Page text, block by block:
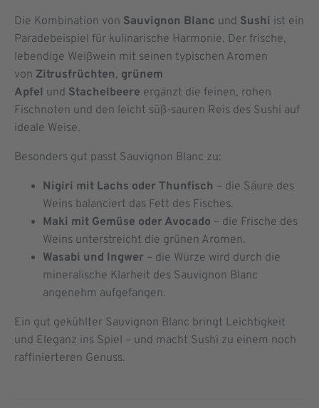
Die Kombination von Sauvignon Blanc und Sushi ist ein
Paradebeispiel für kulinarische Harmonie. Der frische,
lebendige Weißwein mit seinen typischen Aromen
von Zitrusfrüchten, grünem
Apfel und Stachelbeere ergänzt die feinen, rohen
Fischnoten und den leicht süß-sauren Reis des Sushi auf
ideale Weise.
Besonders gut passt Sauvignon Blanc zu:
Nigiri mit Lachs oder Thunfisch – die Säure des
Weins balanciert das Fett des Fisches.
Maki mit Gemüse oder Avocado – die Frische des
Weins unterstreicht die grünen Aromen.
Wasabi und Ingwer – die Würze wird durch die
mineralische Klarheit des Sauvignon Blanc
angenehm aufgefangen.
Ein gut gekühlter Sauvignon Blanc bringt Leichtigkeit
und Eleganz ins Spiel – und macht Sushi zu einem noch
raffinierteren Genuss.